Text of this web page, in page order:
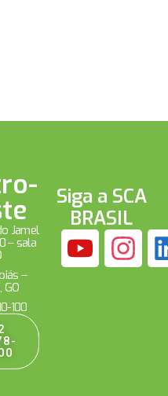
Jamel
– sala
–
GO
100
Siga a SCA
BRASIL